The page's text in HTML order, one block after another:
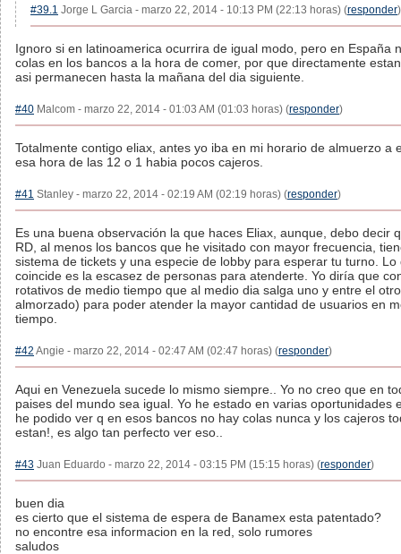
#39.1 Jorge L Garcia - marzo 22, 2014 - 10:13 PM (22:13 horas) (responder)
Ignoro si en latinoamerica ocurrira de igual modo, pero en España
colas en los bancos a la hora de comer, por que directamente
asi permanecen hasta la mañana del dia siguiente.
#40 Malcom - marzo 22, 2014 - 01:03 AM (01:03 horas) (responder)
Totalmente contigo eliax, antes yo iba en mi horario de almuerzo a
esa hora de las 12 o 1 habia pocos cajeros.
#41 Stanley - marzo 22, 2014 - 02:19 AM (02:19 horas) (responder)
Es una buena observación la que haces Eliax, aunque, debo decir
RD, al menos los bancos que he visitado con mayor frecuencia,
sistema de tickets y una especie de lobby para esperar tu turno. Lo
coincide es la escasez de personas para atenderte. Yo diría que
rotativos de medio tiempo que al medio dia salga uno y entre el
almorzado) para poder atender la mayor cantidad de usuarios en
tiempo.
#42 Angie - marzo 22, 2014 - 02:47 AM (02:47 horas) (responder)
Aqui en Venezuela sucede lo mismo siempre.. Yo no creo que en
paises del mundo sea igual. Yo he estado en varias oportunidades
he podido ver q en esos bancos no hay colas nunca y los cajeros
estan!, es algo tan perfecto ver eso..
#43 Juan Eduardo - marzo 22, 2014 - 03:15 PM (15:15 horas) (responder)
buen dia
es cierto que el sistema de espera de Banamex esta patentado?
no encontre esa informacion en la red, solo rumores
saludos